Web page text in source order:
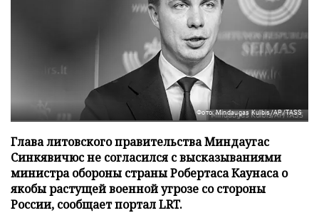
Фото: Mindaugas Kulbis/AP/TASS
Глава литовского правительства Миндаугас
Синкявичюс не согласился с высказываниями
министра обороны страны Робертаса Каунаса о
якобы растущей военной угрозе со стороны
России, сообщает портал LRT.